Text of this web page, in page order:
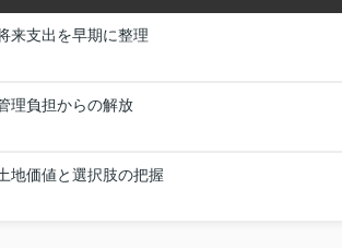
来支出を早期に整理
理負担からの解放
地価値と選択肢の把握